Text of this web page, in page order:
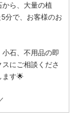
ら、大量の植
分で、お客様のお
石、不用品の即
にご相談くださ
ます🌟